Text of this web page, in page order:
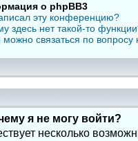
о phpBB3
эту конференцию?
здесь нет такой-то
связаться по вопросу
я не могу войти?
несколько